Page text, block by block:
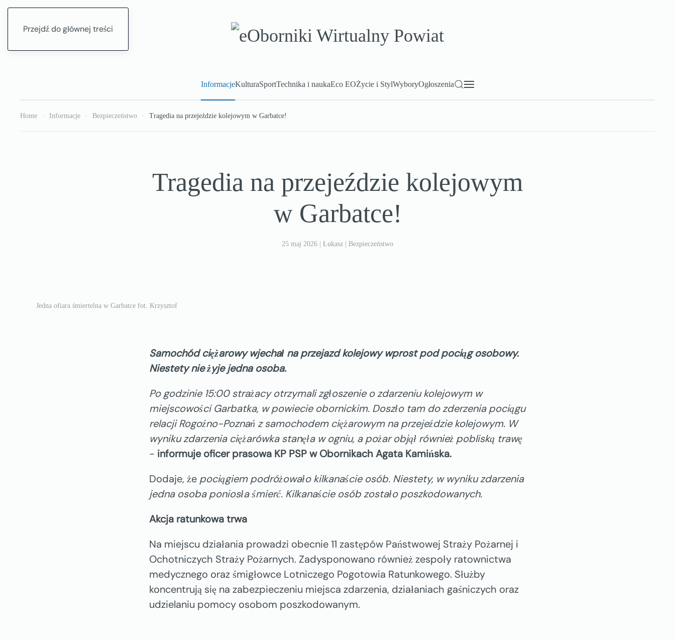
Przejdź do głównej treści
InformacjeKulturaSportTechnika i naukaEco EOŻycie i StylWyboryOgłoszenia
Home Informacje Bezpieczeństwo Tragedia na przejeździe kolejowym w Garbatce!
Tragedia na przejeździe kolejowym
w Garbatce!
25 maj 2026 | Łukasz | Bezpieczeństwo
Jedna ofiara śmiertelna w Garbatce fot. Krzysztof
Samochód ciężarowy wjechał na przejazd kolejowy wprost pod pociąg osobowy.
Niestety nie żyje jedna osoba.
Po godzinie 15:00 strażacy otrzymali zgłoszenie o zdarzeniu kolejowym w
miejscowości Garbatka, w powiecie obornickim. Doszło tam do zderzenia pociągu
relacji Rogoźno-Poznań z samochodem ciężarowym na przejeździe kolejowym. W
wyniku zdarzenia ciężarówka stanęła w ogniu, a pożar objął również pobliską trawę
- informuje oficer prasowa KP PSP w Obornikach Agata Kamińska.
Dodaje, że pociągiem podróżowało kilkanaście osób. Niestety, w wyniku zdarzenia
jedna osoba poniosła śmierć. Kilkanaście osób zostało poszkodowanych.
Akcja ratunkowa trwa
Na miejscu działania prowadzi obecnie 11 zastępów Państwowej Straży Pożarnej i
Ochotniczych Straży Pożarnych. Zadysponowano również zespoły ratownictwa
medycznego oraz śmigłowce Lotniczego Pogotowia Ratunkowego. Służby
koncentrują się na zabezpieczeniu miejsca zdarzenia, działaniach gaśniczych oraz
udzielaniu pomocy osobom poszkodowanym.